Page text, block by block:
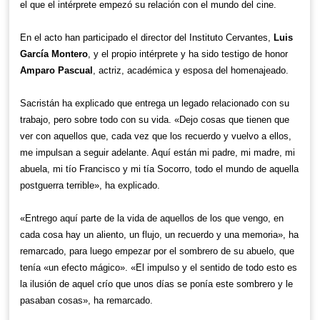
el que el intérprete empezó su relación con el mundo del cine.
En el acto han participado el director del Instituto Cervantes, Luis
García Montero, y el propio intérprete y ha sido testigo de honor
Amparo Pascual , actriz, académica y esposa del homenajeado.
Sacristán ha explicado que entrega un legado relacionado con su
trabajo, pero sobre todo con su vida. «Dejo cosas que tienen que
ver con aquellos que, cada vez que los recuerdo y vuelvo a ellos,
me impulsan a seguir adelante. Aquí están mi padre, mi madre, mi
abuela, mi tío Francisco y mi tía Socorro, todo el mundo de aquella
postguerra terrible», ha explicado.
«Entrego aquí parte de la vida de aquellos de los que vengo, en
cada cosa hay un aliento, un flujo, un recuerdo y una memoria», ha
remarcado, para luego empezar por el sombrero de su abuelo, que
tenía «un efecto mágico». «El impulso y el sentido de todo esto es
la ilusión de aquel crío que unos días se ponía este sombrero y le
pasaban cosas», ha remarcado.